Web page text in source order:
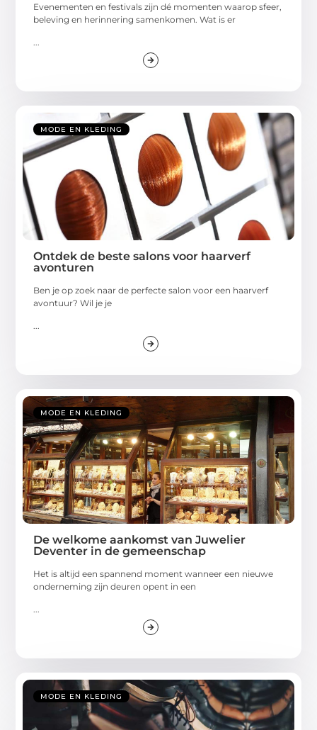
Evenementen en festivals zijn dé momenten waarop sfeer,
beleving en herinnering samenkomen. Wat is er
...
MODE EN KLEDING
Ontdek de beste salons voor haarverf
avonturen
Ben je op zoek naar de perfecte salon voor een haarverf
avontuur? Wil je je
...
MODE EN KLEDING
De welkome aankomst van Juwelier
Deventer in de gemeenschap
Het is altijd een spannend moment wanneer een nieuwe
onderneming zijn deuren opent in een
...
MODE EN KLEDING